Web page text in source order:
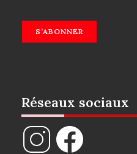
S’ABONNER
Réseaux sociaux